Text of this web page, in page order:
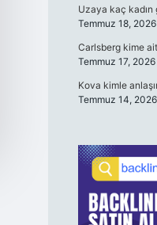
Uzaya kaç kadın
Temmuz 18, 2026
Carlsberg kime
Temmuz 17, 2026
Kova kimle
Temmuz 14, 2026